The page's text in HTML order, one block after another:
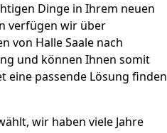
Dinge in Ihrem neuen
verfügen wir über
von Halle Saale nach
und können Ihnen somit
eine passende Lösung finden
wir haben viele Jahre